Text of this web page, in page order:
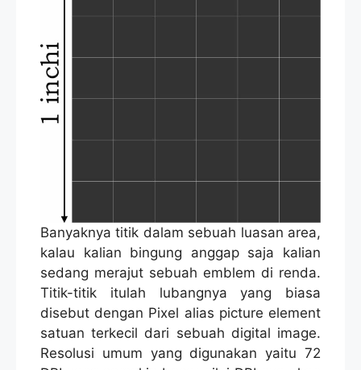
Banyaknya titik dalam sebuah luasan area,
kalau kalian bingung anggap saja kalian
sedang merajut sebuah emblem di renda.
Titik-titik itulah lubangnya yang biasa
disebut dengan Pixel alias picture element
satuan terkecil dari sebuah digital image.
Resolusi umum yang digunakan yaitu 72